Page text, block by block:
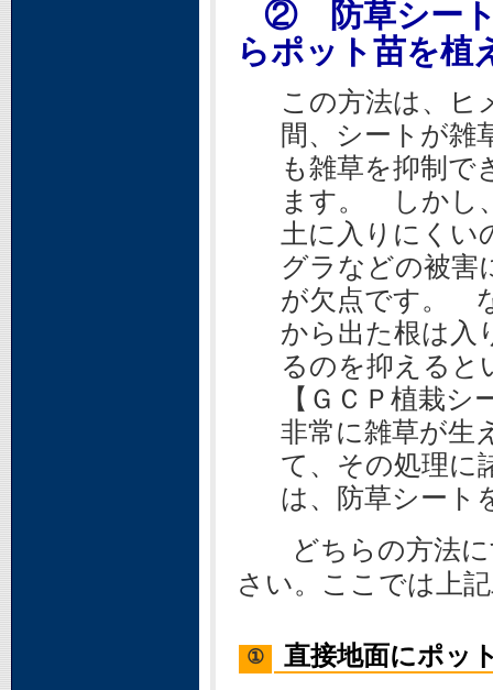
② 防草シート
らポット苗を植
この方法は、ヒ
間、シートが雑
も雑草を抑制で
ます。 しかし
土に入りにくい
グラなどの被害
が欠点です。
から出た根は入
るのを抑えると
【ＧＣＰ植栽
非常に雑草が生
て、その処理に
は、防草シー
どちらの方法に
さい。ここでは上
① 直接地面にポッ